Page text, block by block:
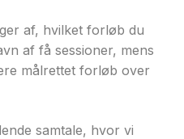
af, hvilket forløb du
af få sessioner, mens
målrettet forløb over
samtale, hvor vi